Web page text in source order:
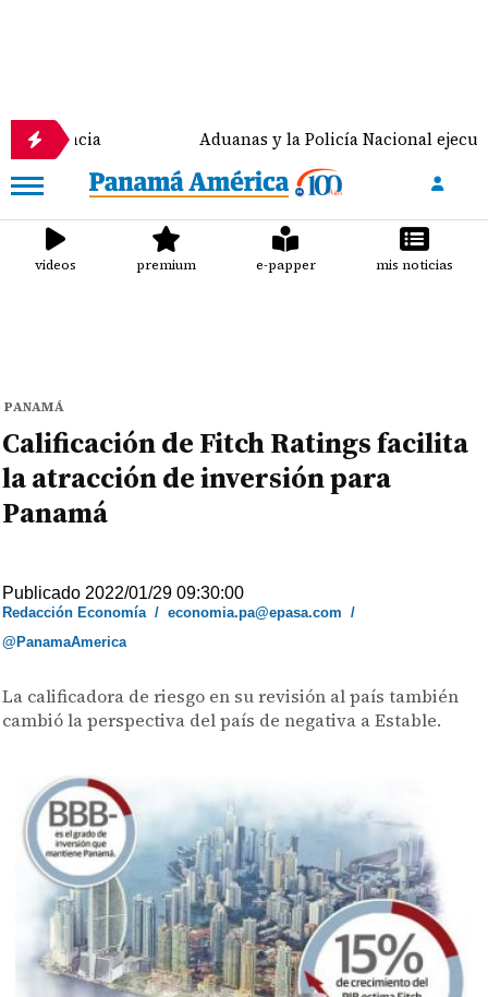
Aduanas y la Policía Nacional
videos premium e-papper mis noticias
PANAMÁ
Calificación de Fitch Ratings facilita
la atracción de inversión para
Panamá
Publicado 2022/01/29 09:30:00
Redacción Economía/economia.pa@epasa.com /
@PanamaAmerica
La calificadora de riesgo en su revisión al país también
cambió la perspectiva del país de negativa a Estable.